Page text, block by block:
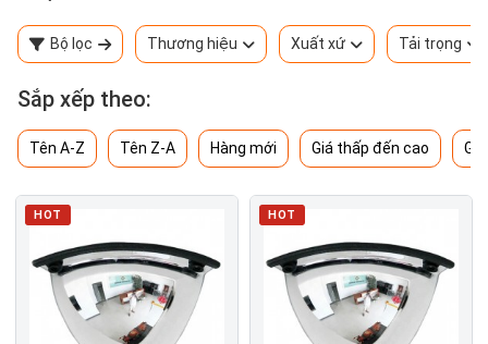
Bộ lọc Thương hiệu Xuất xứ Tải trọng
Sắp xếp theo:
Tên A-Z Tên Z-A Hàng mới Giá thấp đến cao
HOT HOT